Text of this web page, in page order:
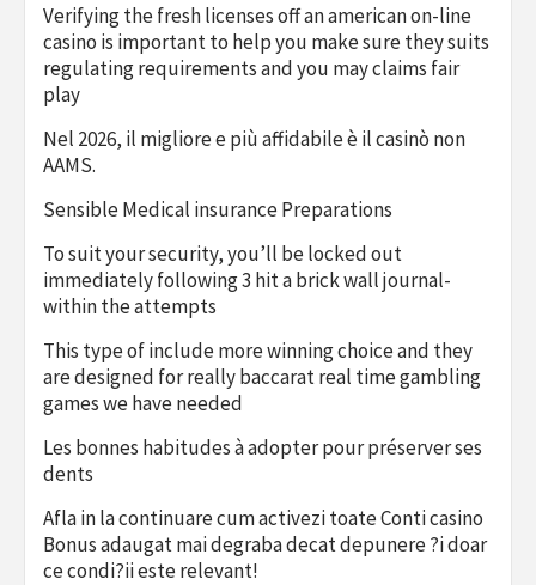
Verifying the fresh licenses off an american on-line
casino is important to help you make sure they suits
regulating requirements and you may claims fair
play
Nel 2026, il migliore e più affidabile è il casinò non
AAMS.
Sensible Medical insurance Preparations
To suit your security, you’ll be locked out
immediately following 3 hit a brick wall journal-
within the attempts
This type of include more winning choice and they
are designed for really baccarat real time gambling
games we have needed
Les bonnes habitudes à adopter pour préserver ses
dents
Afla in la continuare cum activezi toate Conti casino
Bonus adaugat mai degraba decat depunere ?i doar
ce condi?ii este relevant!